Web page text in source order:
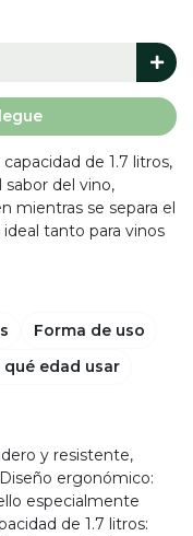
de 1.7 litros,
sabor del vino,
mientras se separa el
tanto para vinos
y resistente,
ergonómico:
especialmente
de 1.7 litros:
Forma de uso
qué edad usar